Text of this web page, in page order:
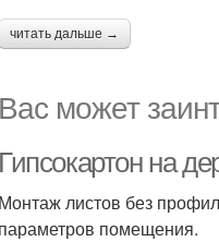
читать дальше →
Вас может
Гипсокартон на
Монтаж листов без
параметров помещения.